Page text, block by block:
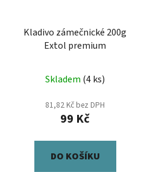
Kladivo zámečnické 200g
Extol premium
Skladem (4 ks)
81,82 Kč bez DPH
99 Kč
DO KOŠÍKU